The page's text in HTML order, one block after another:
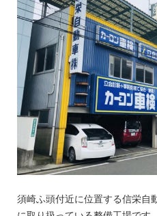
須崎ふ頭付近に位置する信栄自